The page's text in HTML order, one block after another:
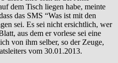
dem Tisch liegen habe, meinte
das SMS “Was ist mit den
sei. Es sei nicht ersichtlich, wer
aus dem er vorlese sei eine
von ihm selber, so der Zeuge,
vom 30.01.2013.